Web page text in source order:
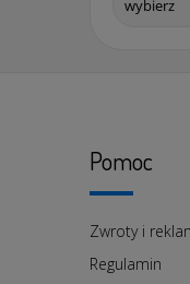
Pomoc
Zwroty i
Regulamin